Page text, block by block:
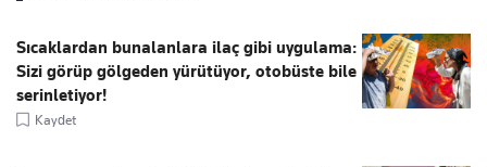
Sıcaklardan bunalanlara ilaç gibi uygulama:
Sizi görüp gölgeden yürütüyor, otobüste bile
serinletiyor!
Kaydet